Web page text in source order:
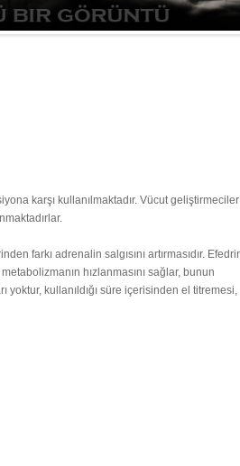
karşı kullanılmaktadır. Vücut geliştirmeciler
farkı adrenalin salgısını artırmasıdır.
hızlanmasını sağlar, bunun
kullanıldığı süre içerisinden el titremesi,